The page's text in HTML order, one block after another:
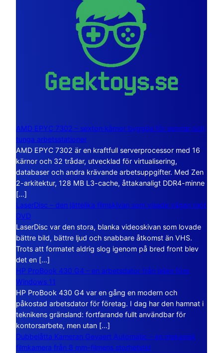
AMD EPYC 7302 – sexton kärnor byggda för servrar och
tunga arbetsstationer
AMD EPYC 7302 är en kraftfull serverprocessor med 16
kärnor och 32 trådar, utvecklad för virtualisering,
databaser och andra krävande arbetsuppgifter. Med Zen
2-arkitektur, 128 MB L3-cache, åttakanaligt DDR4-minne
[…]
LaserDisc – den jättelika filmskivan som visade vägen mot
DVD
LaserDisc var den stora, blanka videoskivan som lovade
bättre bild, bättre ljud och snabbare åtkomst än VHS.
Trots att formatet aldrig slog igenom på bred front blev
det en […]
HP ProBook 430 G4 – en arbetsdator från tiden före
Windows 11
HP ProBook 430 G4 var en gång en modern och
påkostad arbetsdator för företag. I dag har den hamnat i
teknikens gränsland: fortfarande fullt användbar för
kontorsarbete, men utan […]
Dubbelåtta Kameran Gevaert Automatic – en mekanisk
filmkamera från 8 mm-filmens storhetstid